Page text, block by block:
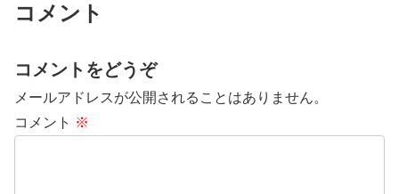
コメント
コメントをどうぞ
メールアドレスが公開されることはありません。
コメント ※